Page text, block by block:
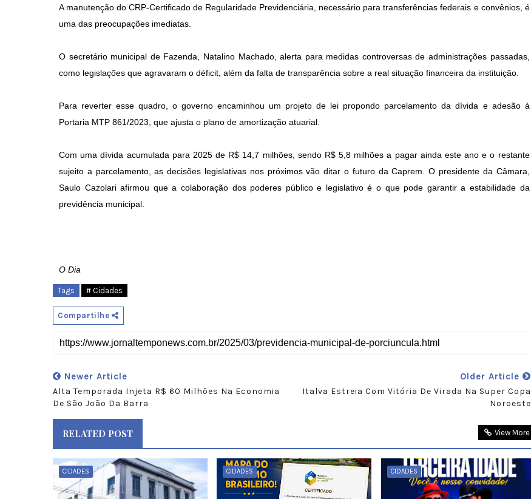
A manutenção do CRP-Certificado de Regularidade Previdenciária, necessário para transferências federais e convênios, é
uma das preocupações imediatas.
O secretário municipal de Fazenda, Natalino Machado, alerta para medidas controversas de administrações passadas,
como legislações que agravaram o déficit, além da falta de transparência sobre a real situação financeira da instituição.
Para reverter esse quadro, o governo encaminhou um projeto de lei propondo parcelamento da dívida e adesão à
Portaria MTP 861/2023, que ajusta o plano de amortização atuarial.
Com uma dívida acumulada para 2025 de R$ 14,7 milhões, sendo R$ 5,8 milhões a pagar ainda este ano e o restante
sujeito a parcelamento, as decisões legislativas nos próximos vão ditar o futuro da Caprem. O presidente da Câmara,
Saulo Cazolari afirmou que a colaboração dos poderes público e legislativo é o que pode garantir a estabilidade da
previdência municipal.
O Dia
Tags # Cidades
Compartilhe
Newer Article
Alta Temporada Injeta R$ 60 Milhões Na Economia
De São João Da Barra
Older Article
Italva Estreia Com Vitória De Virada Na Super Copa
Noroeste
RELATED POST View More
CIDADES CIDADES CIDADES